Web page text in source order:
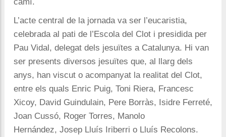
camí.
L’acte central de la jornada va ser l’eucaristia,
celebrada al pati de l’Escola del Clot i presidida per
Pau Vidal, delegat dels jesuïtes a Catalunya. Hi van
ser presents diversos jesuïtes que, al llarg dels
anys, han viscut o acompanyat la realitat del Clot,
entre els quals Enric Puig, Toni Riera, Francesc
Xicoy, David Guindulain, Pere Borràs, Isidre Ferreté,
Joan Cussó, Roger Torres, Manolo
Hernández, Josep Lluís Iriberri o Lluís Recolons.